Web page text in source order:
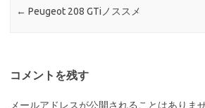
← Peugeot 208 GTiノススメ
コメントを残す
メールアドレスが公開されることはありませ